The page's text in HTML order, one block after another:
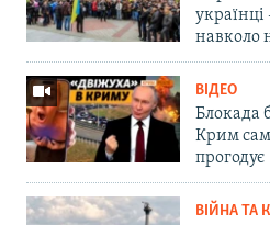
українці
навколо
ВІДЕО
Блокада
Крим сам
прогодує
ВІЙНА ТА